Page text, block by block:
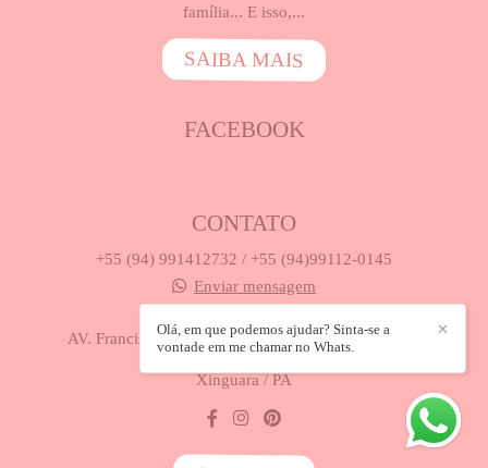
família... E isso,...
SAIBA MAIS
FACEBOOK
CONTATO
+55 (94) 991412732 / +55 (94)99112-0145
Enviar mensagem
AV. Francisco Caldeira Castelo Branco, 418, Próx. a
Vidrolar - Centro
Xinguara / PA
✕
Olá, em que podemos ajudar? Sinta-se a
vontade em me chamar no Whats.